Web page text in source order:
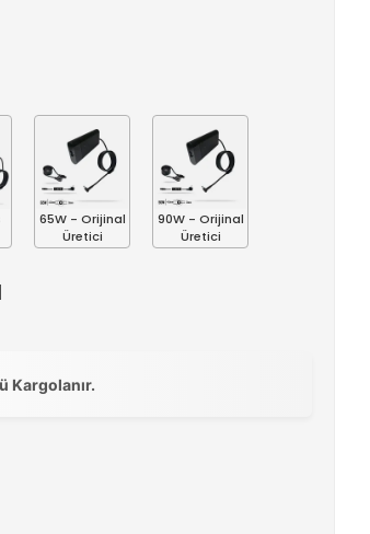
65W - Orijinal
Üretici
90W - Orijinal
Üretici
Kargolanır.